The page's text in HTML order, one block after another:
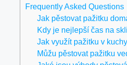
Frequently Asked Questions
Jak pěstovat pažitku
Kdy je nejlepší čas na
Jak využít pažitku v
Můžu pěstovat pažitku